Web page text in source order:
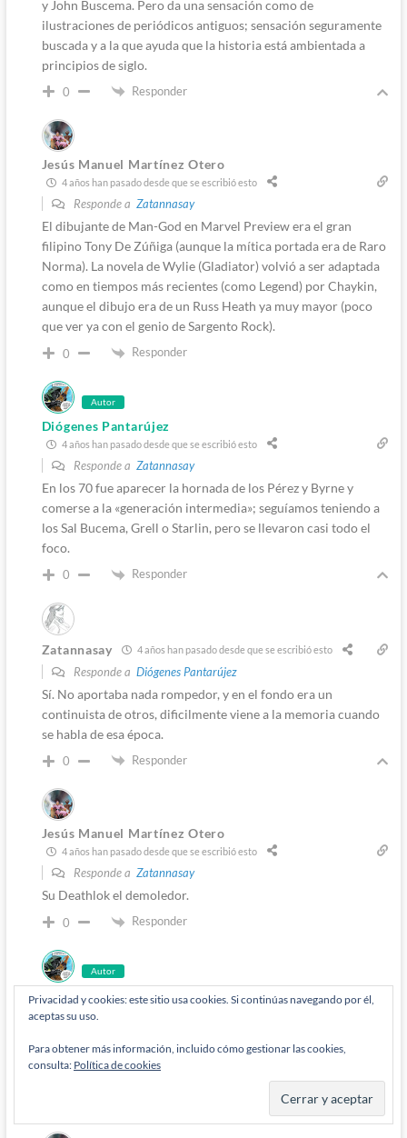
y John Buscema. Pero da una sensación como de
ilustraciones de periódicos antiguos; sensación seguramente
buscada y a la que ayuda que la historia está ambientada a
principios de siglo.
0 Responder
Jesús Manuel Martínez Otero
4 años han pasado desde que se escribió esto
Responde a Zatannasay
El dibujante de Man-God en Marvel Preview era el gran
filipino Tony De Zúñiga (aunque la mítica portada era de Raro
Norma). La novela de Wylie (Gladiator) volvió a ser adaptada
como en tiempos más recientes (como Legend) por Chaykin,
aunque el dibujo era de un Russ Heath ya muy mayor (poco
que ver ya con el genio de Sargento Rock).
0 Responder
Autor
Diógenes Pantarújez
4 años han pasado desde que se escribió esto
Responde a Zatannasay
En los 70 fue aparecer la hornada de los Pérez y Byrne y
comerse a la «generación intermedia»; seguíamos teniendo a
los Sal Bucema, Grell o Starlin, pero se llevaron casi todo el
foco.
0 Responder
Zatannasay 4 años han pasado desde que se escribió esto
Responde a Diógenes Pantarújez
Sí. No aportaba nada rompedor, y en el fondo era un
continuista de otros, dificilmente viene a la memoria cuando
se habla de esa época.
0 Responder
Jesús Manuel Martínez Otero
4 años han pasado desde que se escribió esto
Responde a Zatannasay
Su Deathlok el demoledor.
0 Responder
Autor
Diógenes Pantarújez
4 años han pasado desde que se escribió esto
Pues yo te diría que en los 70 era hasta mejor dibujante, que
Privacidad y cookies: este sitio usa cookies. Si continúas navegando por él,
aceptas su uso.
Para obtener más información, incluido cómo gestionar las cookies,
consulta: Política de cookies